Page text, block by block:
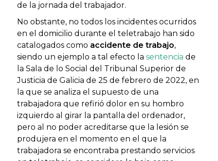
de la jornada del trabajador.
No obstante, no todos los incidentes ocurridos
en el domicilio durante el teletrabajo han sido
catalogados como accidente de trabajo,
siendo un ejemplo a tal efecto la sentencia de
la Sala de lo Social del Tribunal Superior de
Justicia de Galicia de 25 de febrero de 2022, en
la que se analiza el supuesto de una
trabajadora que refirió dolor en su hombro
izquierdo al girar la pantalla del ordenador,
pero al no poder acreditarse que la lesión se
produjera en el momento en el que la
trabajadora se encontraba prestando servicios